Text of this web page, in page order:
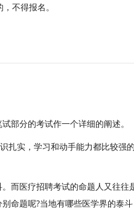
不得报名。
部分的考试作一个详细的阐述。
扎实，学习和动手能力都比较强
而医疗招聘考试的命题人又往往
命题呢?当地有哪些医学界的泰